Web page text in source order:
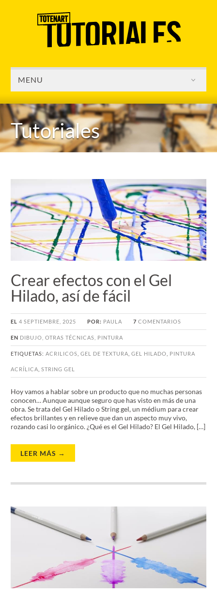
MENU
Tutoriales
Crear efectos con el Gel
Hilado, así de fácil
EL 4 SEPTIEMBRE, 2025 POR: PAULA 7 COMENTARIOS
EN DIBUJO ,OTRAS TÉCNICAS PINTURA
ETIQUETAS:ACRILICOS ,GEL DE TEXTURA ,GEL HILADO PINTURA
ACRÍLICA ,STRING GEL
Hoy vamos a hablar sobre un producto que no muchas personas
conocen… Aunque aunque seguro que has visto en más de una
obra. Se trata del Gel Hilado o String gel, un médium para crear
efectos brillantes y en relieve que dan un aspecto muy vivo,
rozando casi lo orgánico. ¿Qué es el Gel Hilado? El Gel Hilado, […]
LEER MÁS →